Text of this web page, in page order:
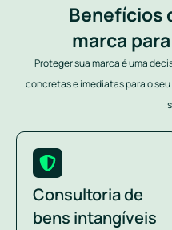
Benefícios
marca
Proteger sua marca é uma
concretas e imediatas para o
Consultoria de
bens intangíveis